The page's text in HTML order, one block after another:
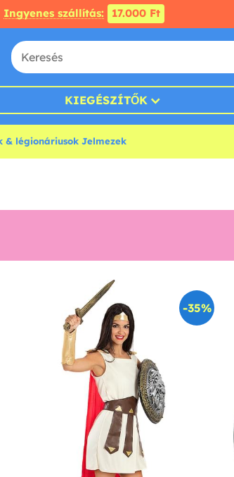
Ingyenes szállítás: 17.000 Ft
KIEGÉSZÍTŐK
& légionáriusok Jelmezek
-35%